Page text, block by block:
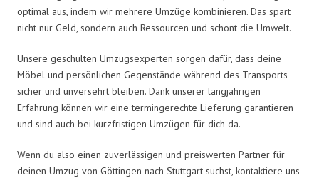
optimal aus, indem wir mehrere Umzüge kombinieren. Das spart
nicht nur Geld, sondern auch Ressourcen und schont die Umwelt.
Unsere geschulten Umzugsexperten sorgen dafür, dass deine
Möbel und persönlichen Gegenstände während des Transports
sicher und unversehrt bleiben. Dank unserer langjährigen
Erfahrung können wir eine termingerechte Lieferung garantieren
und sind auch bei kurzfristigen Umzügen für dich da.
Wenn du also einen zuverlässigen und preiswerten Partner für
deinen Umzug von Göttingen nach Stuttgart suchst, kontaktiere uns